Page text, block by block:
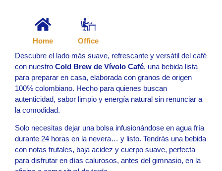
Home
Office
Descubre el lado más suave, refrescante y versátil del café
con nuestro Cold Brew de Vívolo Café, una bebida lista
para preparar en casa, elaborada con granos de origen
100% colombiano. Hecho para quienes buscan
autenticidad, sabor limpio y energía natural sin renunciar a
la comodidad.
Solo necesitas dejar una bolsa infusionándose en agua fría
durante 24 horas en la nevera… y listo. Tendrás una bebida
con notas frutales, baja acidez y cuerpo suave, perfecta
para disfrutar en días calurosos, antes del gimnasio, en la